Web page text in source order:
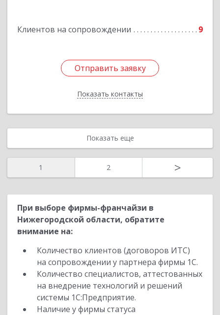
Клиентов на сопровождении 9
Отправить заявку
Показать контакты
Подробнее
Отправить заявку
Назад
Показать еще
1 2 >
При выборе фирмы-франчайзи в
Нижегородской области, обратите
внимание на:
Количество клиентов (договоров ИТС)
на сопровождении у партнера фирмы 1С.
Количество специалистов, аттестованных
на внедрение технологий и решений
системы 1С:Предприятие.
Наличие у фирмы статуса